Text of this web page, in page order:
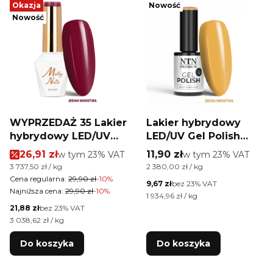
Okazja
Nowość
WYPRZEDAŻ 35 Lakier
hybrydowy LED/UV
Gel Polish Molly Nails
Hearts & Kisses Nr 190
Red Wine HEMA/Di-
HEMA Free 8g
Cena promocyjna brutto
26,91 złw tym %s VAT
w tym 23% VAT
Cena jednostkowa brutto
3 737,50 zł / kg
Cena regularna: 29,90 zł-10%
Najniższa cena: 29,90 zł-10%
Cena netto
21,88 złbez 23% VAT
Cena jednostkowa netto
3 038,62 zł / kg
Do koszyka
Nowość
Lakier hybrydowy
LED/UV Gel Polish
NTN Premium Show
Collection Nr 110
5g
Cena brutto
11,90 złw tym %s VAT
w tym 23% VAT
Cena jednostkowa brutto
2 380,00 zł / kg
Cena netto
9,67 złbez 23% VAT
Cena jednostkowa netto
1 934,96 zł / kg
Do koszyka